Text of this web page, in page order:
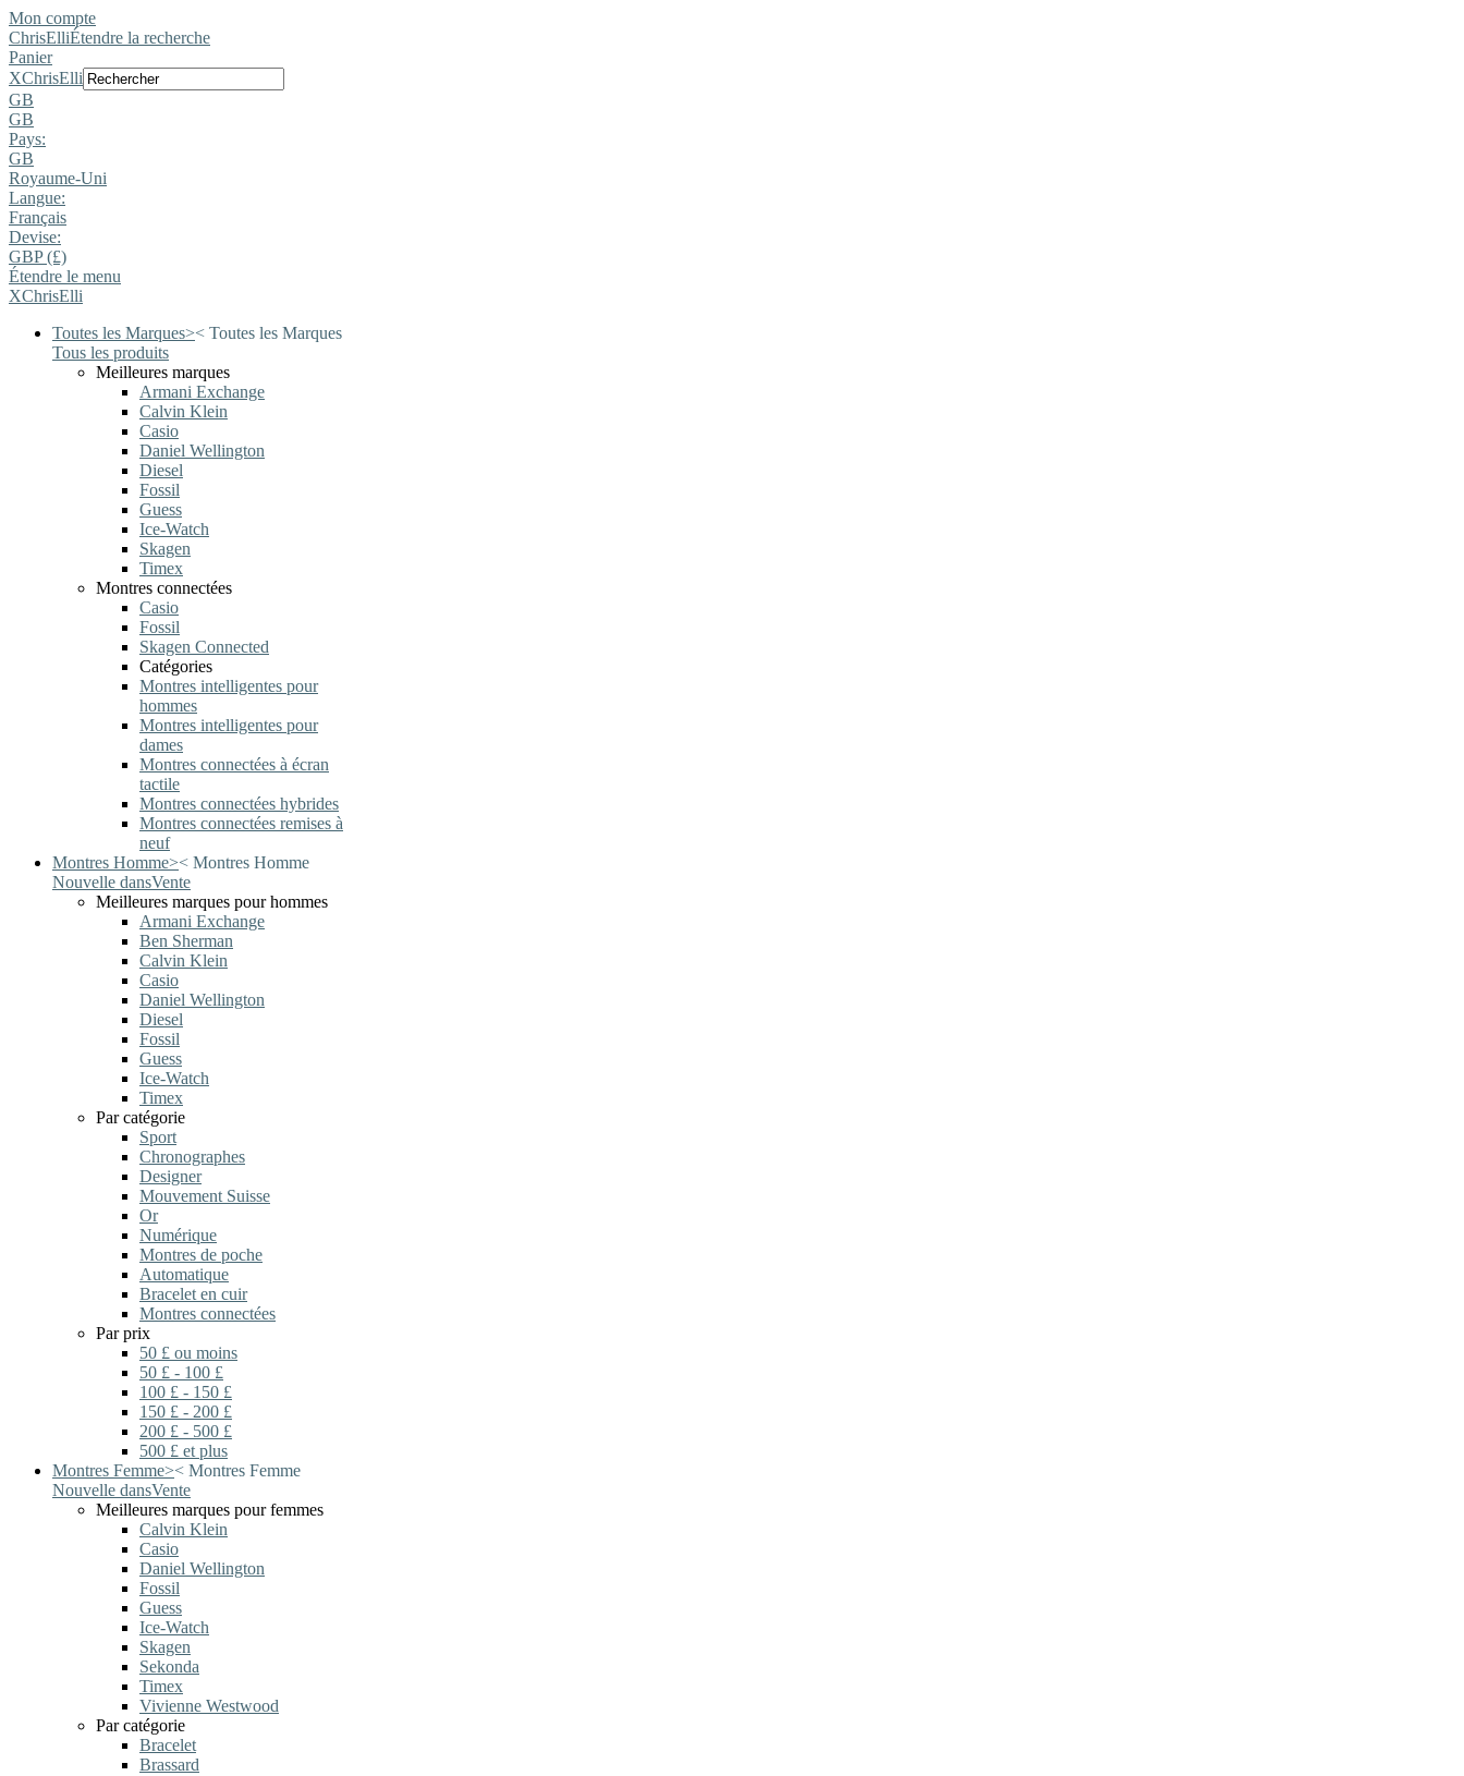
Mon compte
ChrisElliÉtendre la recherche
Panier
XChrisElli
GB
GB
Pays:
GB
Royaume-Uni
Langue:
Français
Devise:
GBP (£)
Étendre le menu
XChrisElli
Toutes les Marques>< Toutes les Marques
Tous les produits
Meilleures marques
Armani Exchange
Calvin Klein
Casio
Daniel Wellington
Diesel
Fossil
Guess
Ice-Watch
Skagen
Timex
Montres connectées
Casio
Fossil
Skagen Connected
Catégories
Montres intelligentes pour
hommes
Montres intelligentes pour
dames
Montres connectées à écran
tactile
Montres connectées hybrides
Montres connectées remises à
neuf
Montres Homme>< Montres Homme
Nouvelle dansVente
Meilleures marques pour hommes
Armani Exchange
Ben Sherman
Calvin Klein
Casio
Daniel Wellington
Diesel
Fossil
Guess
Ice-Watch
Timex
Par catégorie
Sport
Chronographes
Designer
Mouvement Suisse
Or
Numérique
Montres de poche
Automatique
Bracelet en cuir
Montres connectées
Par prix
50 £ ou moins
50 £ - 100 £
100 £ - 150 £
150 £ - 200 £
200 £ - 500 £
500 £ et plus
Montres Femme>< Montres Femme
Nouvelle dansVente
Meilleures marques pour femmes
Calvin Klein
Casio
Daniel Wellington
Fossil
Guess
Ice-Watch
Skagen
Sekonda
Timex
Vivienne Westwood
Par catégorie
Bracelet
Brassard